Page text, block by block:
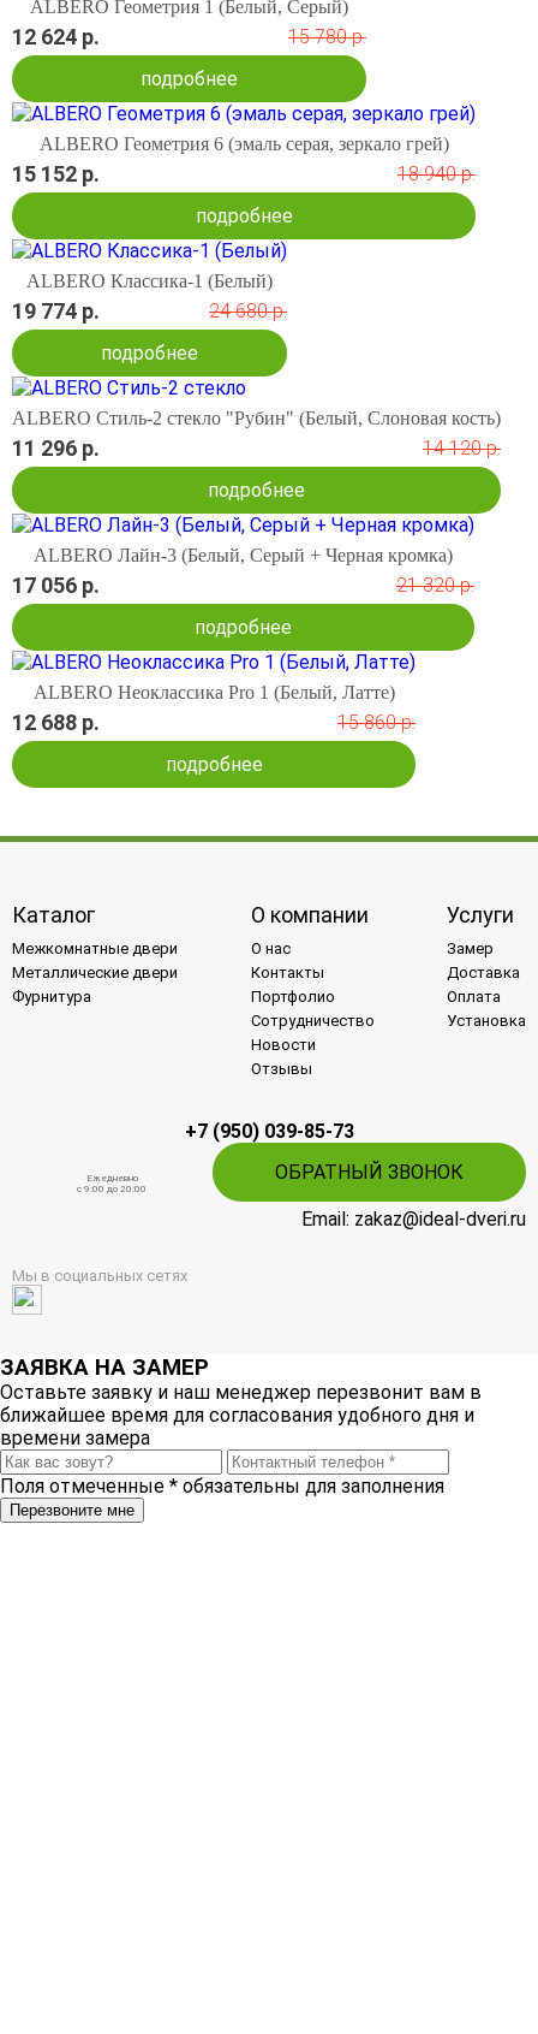
ALBERO Геометрия 1 (Белый, Серый)
12 624 р.
15 780 р.
подробнее
ALBERO Геометрия 6 (эмаль серая, зеркало грей)
15 152 р.
18 940 р.
подробнее
ALBERO Классика-1 (Белый)
19 774 р.
24 680 р.
подробнее
ALBERO Стиль-2 стекло "Рубин" (Белый, Слоновая кость)
11 296 р.
14 120 р.
подробнее
ALBERO Лайн-3 (Белый, Серый + Черная кромка)
17 056 р.
21 320 р.
подробнее
ALBERO Неоклассика Pro 1 (Белый, Латте)
12 688 р.
15 860 р.
подробнее
Каталог
Межкомнатные двери
Металлические двери
Фурнитура
О компании
О нас
Контакты
Портфолио
Сотрудничество
Новости
Отзывы
Услуги
Замер
Доставка
Оплата
Установка
+7 (950) 039-85-73
Ежедневно
c 9:00 до 20:00
ОБРАТНЫЙ ЗВОНОК
Email: zakaz@ideal-dveri.ru
Мы в социальных сетях
ЗАЯВКА НА ЗАМЕР
Оставьте заявку и наш менеджер перезвонит вам в
ближайшее время для согласования удобного дня и
времени замера
Поля отмеченные * обязательны для заполнения